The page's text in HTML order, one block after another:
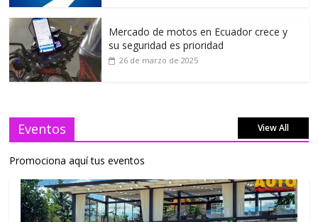
Mercado de motos en Ecuador crece y
su seguridad es prioridad
26 de marzo de 2025
Eventos View All
Promociona aquí tus eventos